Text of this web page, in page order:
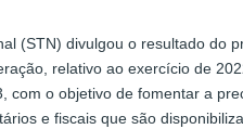
(STN) divulgou o resultado do
relativo ao exercício de
com o objetivo de fomentar a
e fiscais que são